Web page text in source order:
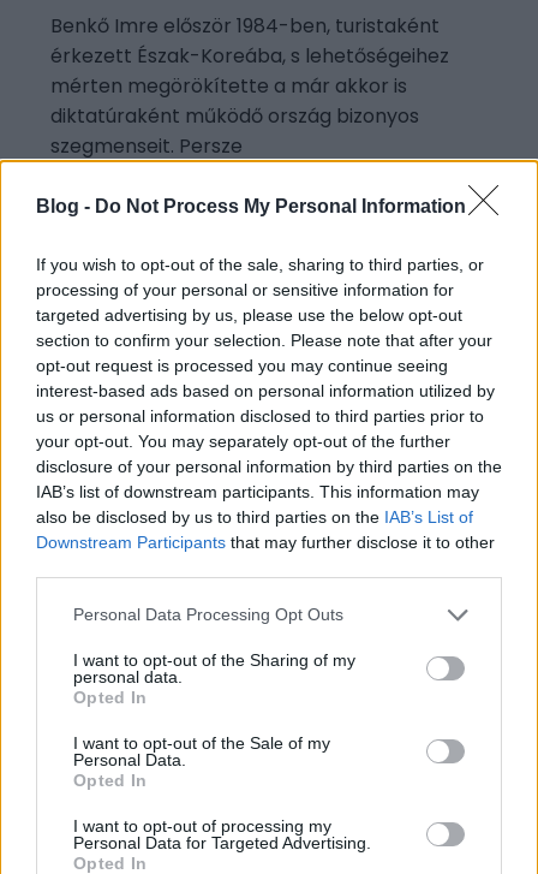
Blog - Do Not Process My Personal Information
If you wish to opt-out of the sale, sharing to third parties, or
processing of your personal or sensitive information for
targeted advertising by us, please use the below opt-out
section to confirm your selection. Please note that after your
opt-out request is processed you may continue seeing
interest-based ads based on personal information utilized by
us or personal information disclosed to third parties prior to
your opt-out. You may separately opt-out of the further
disclosure of your personal information by third parties on the
IAB’s list of downstream participants. This information may
also be disclosed by us to third parties on the IAB’s List of
Downstream Participants that may further disclose it to other
Please note that this website/app uses one or more Google
not limited to your visit or usage behaviour. You may click to
grant or deny consent to Google and its third-party tags to
use your data for below specified purposes in below Google
consent section.
Personal Data Processing Opt Outs
I want to opt-out of the Sharing of my
personal data.
Opted In
I want to opt-out of the Sale of my
Personal Data.
Opted In
I want to opt-out of processing my
Personal Data for Targeted Advertising.
Opted In
Benkő Imre először 1984-ben, turistaként
érkezett Észak-Koreába, s lehetőségeihez
mérten megörökítette a már akkor is
diktatúraként működő ország bizonyos
szegmenseit. Persze
A Rettentő gondolatok boltja
(és a Jó gondolatok terme)
A veszprémi Művészetek Házában, a
Dubniczay-palotában 2024. október 6-ig
látogatható a Rettentő gondolatok boltja (és
a Jó gondolatok terme) című kiállítás, ahol